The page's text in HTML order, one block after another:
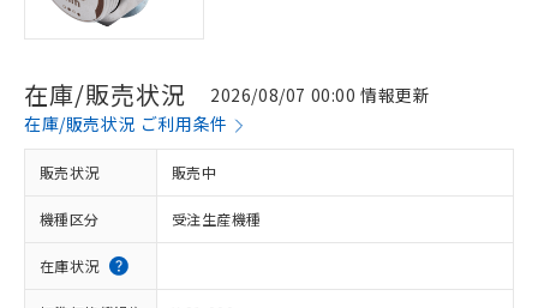
在庫/販売状況
2026/08/07 00:00 情報更新
在庫/販売状況 ご利用条件
販売状況 販売中
機種区分 受注生産機種
在庫状況